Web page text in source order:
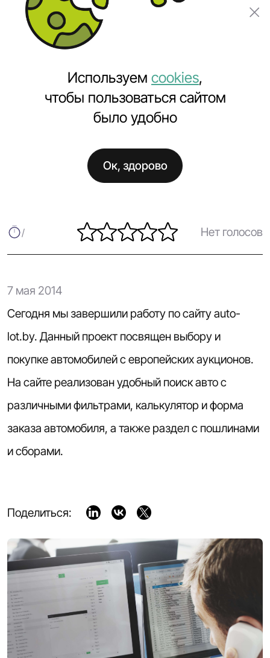
Нет голосов
7 мая 2014
Сегодня мы завершили работу по сайту auto-
lot.by. Данный проект посвящен выбору и
покупке автомобилей с европейских аукционов.
На сайте реализован удобный поиск авто с
различными фильтрами, калькулятор и форма
заказа автомобиля, а также раздел с пошлинами
и сборами.
Поделиться:
Используем cookies,
чтобы пользоваться сайтом
было удобно
Ок, здорово